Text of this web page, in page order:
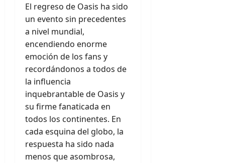
El regreso de Oasis ha sido
un evento sin precedentes
a nivel mundial,
encendiendo enorme
emoción de los fans y
recordándonos a todos de
la influencia
inquebrantable de Oasis y
su firme fanaticada en
todos los continentes. En
cada esquina del globo, la
respuesta ha sido nada
menos que asombrosa,